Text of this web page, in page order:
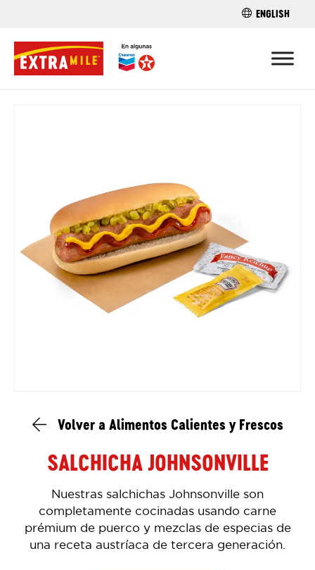
ENGLISH
Volver a Alimentos Calientes y Frescos
SALCHICHA JOHNSONVILLE
Nuestras salchichas Johnsonville son
completamente cocinadas usando carne
prémium de puerco y mezclas de especias de
una receta austríaca de tercera generación.